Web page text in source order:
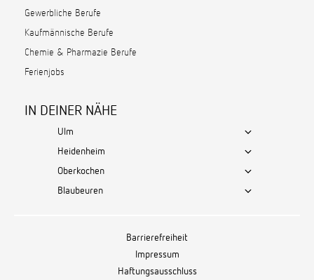
Gewerbliche Berufe
Kaufmännische Berufe
Chemie & Pharmazie Berufe
Ferienjobs
IN DEINER NÄHE
Ulm
Heidenheim
Oberkochen
Blaubeuren
Barrierefreiheit
Impressum
Haftungsausschluss